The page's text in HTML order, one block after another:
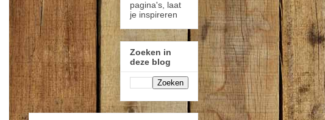
pagina's, laat
je inspireren
Zoeken in
deze blog